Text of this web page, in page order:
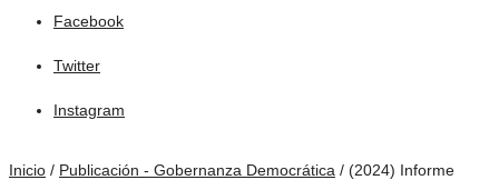
Facebook
Twitter
Instagram
Inicio / Publicación - Gobernanza Democrática / (2024) Informe